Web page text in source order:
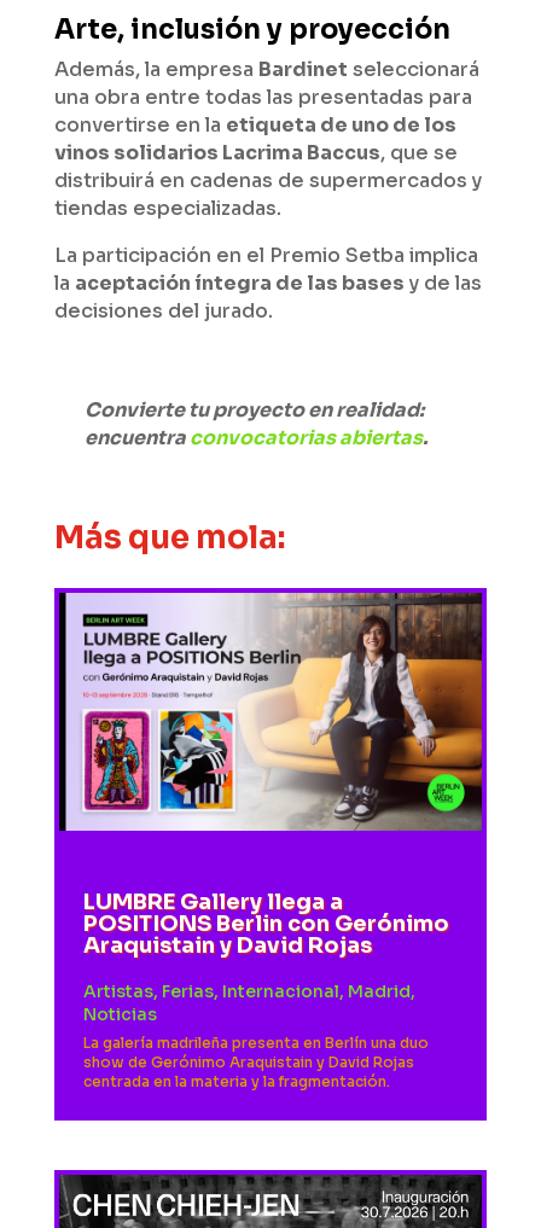
Arte, inclusión y proyección
Además, la empresa Bardinet seleccionará
una obra entre todas las presentadas para
convertirse en la etiqueta de uno de los
vinos solidarios Lacrima Baccus, que se
distribuirá en cadenas de supermercados y
tiendas especializadas.
La participación en el Premio Setba implica
la aceptación íntegra de las bases y de las
decisiones del jurado.
Convierte tu proyecto en realidad:
encuentraconvocatorias abiertas.
Más que mola:
LUMBRE Gallery llega a
POSITIONS Berlin con Gerónimo
Araquistain y David Rojas
Artistas, Ferias, Internacional, Madrid,
Noticias
La galería madrileña presenta en Berlín una duo
show de Gerónimo Araquistain y David Rojas
centrada en la materia y la fragmentación.